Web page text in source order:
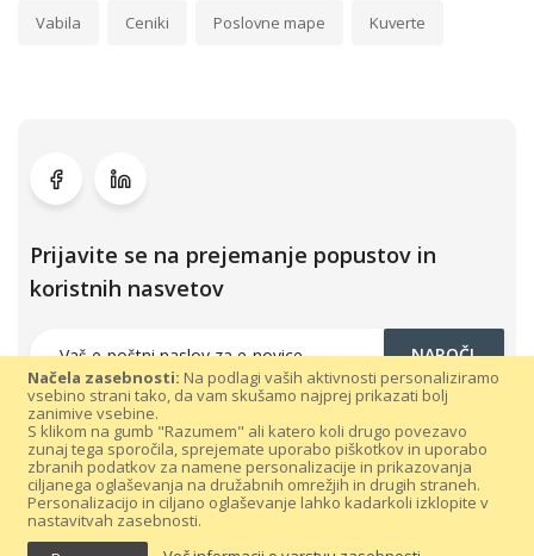
Načela zasebnosti: Na podlagi vaših aktivnosti personaliziramo
vsebino strani tako, da vam skušamo najprej prikazati bolj
zanimive vsebine.
S klikom na gumb "Razumem" ali katero koli drugo povezavo
zunaj tega sporočila, sprejemate uporabo piškotkov in uporabo
zbranih podatkov za namene personalizacije in prikazovanja
ciljanega oglaševanja na družabnih omrežjih in drugih straneh.
Personalizacijo in ciljano oglaševanje lahko kadarkoli izklopite v
nastavitvah zasebnosti.
Vabila Ceniki Poslovne mape Kuverte
Prijavite se na prejemanje popustov in
koristnih nasvetov
NAROČI
Vse pravice pridržane 300dpi.com © 2021 | Splošni pogoji poslovanja